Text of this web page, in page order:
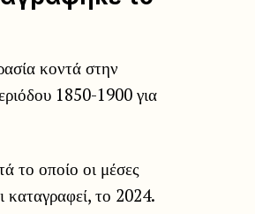
κοντά στην
1850-1900 για
το οποίο οι μέσες
καταγραφεί, το 2024.